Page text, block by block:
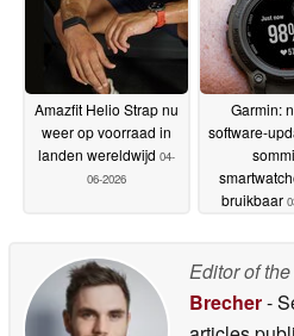
Amazfit Helio Strap nu
weer op voorraad in
landen wereldwijd 04-
06-2026
Garmin:
software-
bruikbaar
Editor of the
Brecher-